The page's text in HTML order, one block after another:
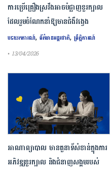
ការ​ប្រើគ្រឿង​ស្រវឹង​អាចបំផ្លាញ​ខួរក្បាល
ដែល​រួមចំណែក​នាំឱ្យ​មាន​ជំងឺ​វង្វេង
បទយកការណ៍, ព័ត៌មានអន្តរជាតិ,ព្រឹត្តិការណ៍
• 13/04/2026
អាណាព្យាបាល មានតួនាទីសំខាន់ក្នុងការ
អភិវឌ្ឍខួរក្បាល និងជំនាញសង្គមរបស់